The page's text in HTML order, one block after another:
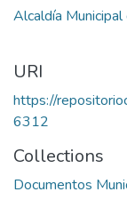
Alcaldía Municipal
URI
https://
6312
Collections
Documentos